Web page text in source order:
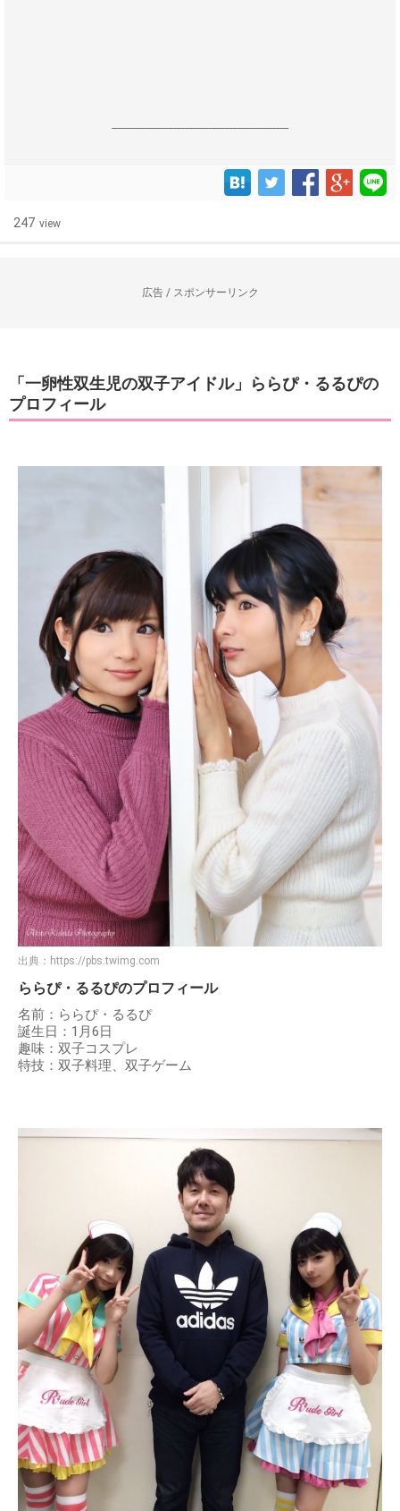
------------------------------------------------------------------
247 view
広告 / スポンサーリンク
「一卵性双生児の双子アイドル」ららぴ・るるぴの
プロフィール
出典： https://pbs.twimg.com
ららぴ・るるぴのプロフィール
名前：ららぴ・るるぴ
誕生日：1月6日
趣味：双子コスプレ
特技：双子料理、双子ゲーム